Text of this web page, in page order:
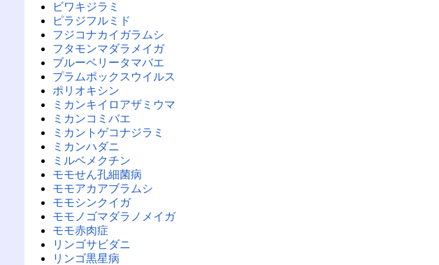
ビワキジラミ
ピラジフルミド
フジコナカイガラムシ
フタモンマダラメイガ
ブルーベリータマバエ
プラムポックスウイルス
ポリオキシン
ミカンキイロアザミウマ
ミカンコミバエ
ミカントゲコナジラミ
ミカンハダニ
ミルベメクチン
モモせん孔細菌病
モモアカアブラムシ
モモシンクイガ
モモノゴマダラノメイガ
モモ赤肉症
リンゴサビダニ
リンゴ黒星病